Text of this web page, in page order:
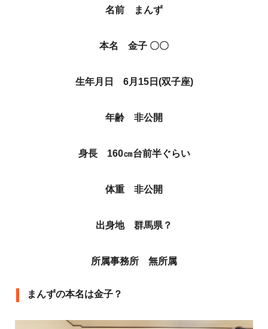
名前 まんず
本名 金子 〇〇
生年月日 6月15日(双子座)
年齢 非公開
身長 160㎝台前半ぐらい
体重 非公開
出身地 群馬県？
所属事務所 無所属
まんずの本名は金子？